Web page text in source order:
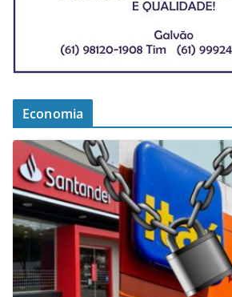
Economia